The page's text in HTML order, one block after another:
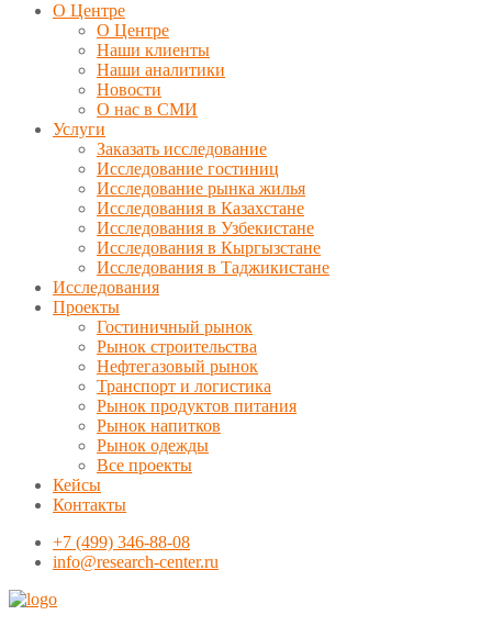
О Центре
О Центре
Наши клиенты
Наши аналитики
Новости
О нас в СМИ
Услуги
Заказать исследование
Исследование гостиниц
Исследование рынка жилья
Исследования в Казахстане
Исследования в Узбекистане
Исследования в Кыргызстане
Исследования в Таджикистане
Исследования
Проекты
Гостиничный рынок
Рынок строительства
Нефтегазовый рынок
Транспорт и логистика
Рынок продуктов питания
Рынок напитков
Рынок одежды
Все проекты
Кейсы
Контакты
+7 (499) 346-88-08
info@research-center.ru